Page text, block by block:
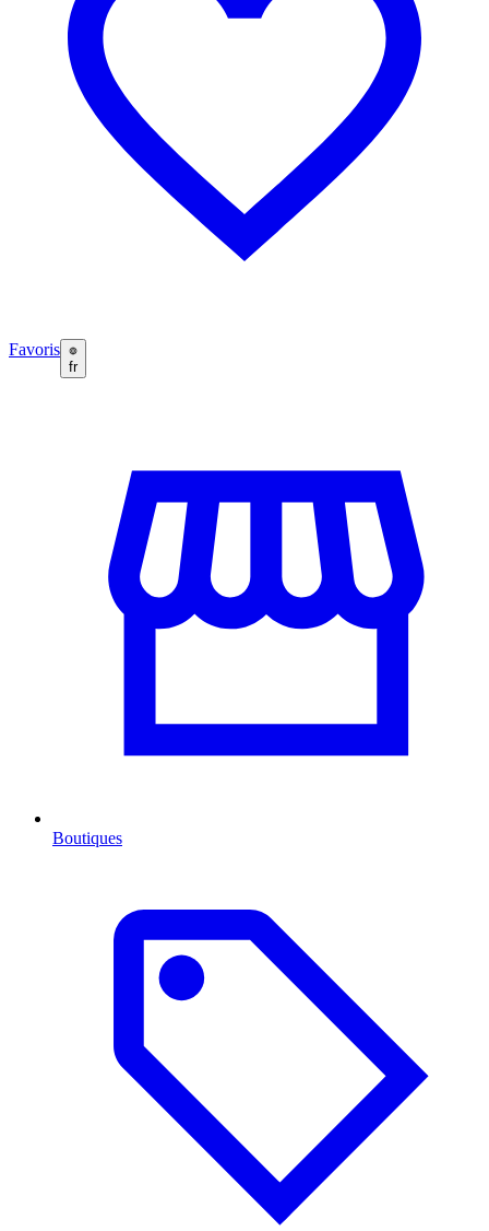
Favoris
fr
Boutiques